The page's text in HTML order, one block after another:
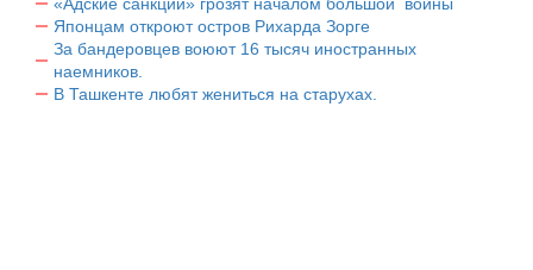
Японцам откроют остров Рихарда Зорге
За бандеровцев воюют 16 тысяч иностранных
наемников.
В Ташкенте любят жениться на старухах.